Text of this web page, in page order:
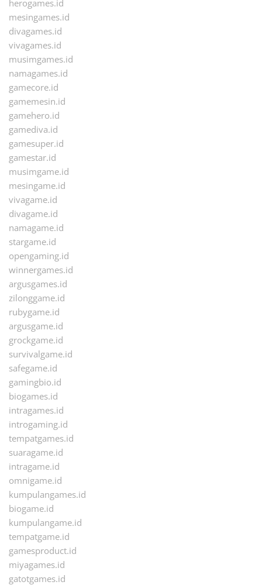
herogames.id
mesingames.id
divagames.id
vivagames.id
musimgames.id
namagames.id
gamecore.id
gamemesin.id
gamehero.id
gamediva.id
gamesuper.id
gamestar.id
musimgame.id
mesingame.id
vivagame.id
divagame.id
namagame.id
stargame.id
opengaming.id
winnergames.id
argusgames.id
zilonggame.id
rubygame.id
argusgame.id
grockgame.id
survivalgame.id
safegame.id
gamingbio.id
biogames.id
intragames.id
introgaming.id
tempatgames.id
suaragame.id
intragame.id
omnigame.id
kumpulangames.id
biogame.id
kumpulangame.id
tempatgame.id
gamesproduct.id
miyagames.id
gatotgames.id